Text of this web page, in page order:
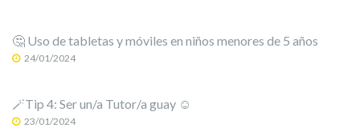
🤔 Uso de tabletas y móviles en niños menores de 5 años
24/01/2024
🪄Tip 4: Ser un/a Tutor/a guay ☺️
23/01/2024